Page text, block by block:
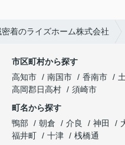
着のライズホーム株式会社
市区町村から探す
高知市
南国市 香南市
高岡郡日高村
須崎市
町名から探す
鴨部
朝倉 介良 神田
福井町
十津
桟橋通